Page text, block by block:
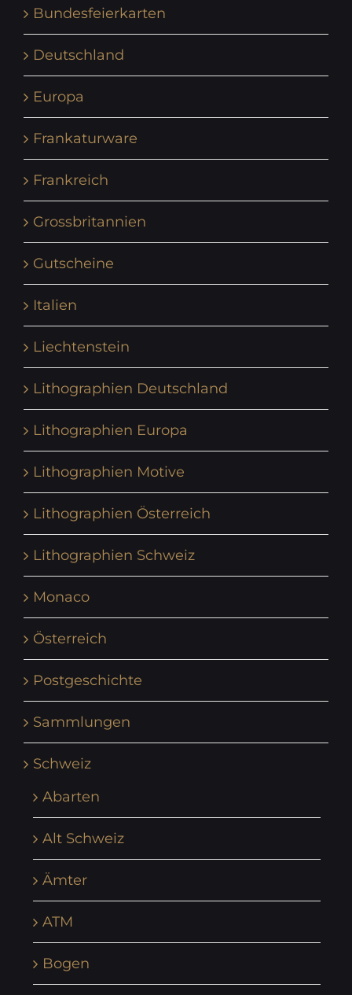
Bundesfeierkarten
Deutschland
Europa
Frankaturware
Frankreich
Grossbritannien
Gutscheine
Italien
Liechtenstein
Lithographien Deutschland
Lithographien Europa
Lithographien Motive
Lithographien Österreich
Lithographien Schweiz
Monaco
Österreich
Postgeschichte
Sammlungen
Schweiz
Abarten
Alt Schweiz
Ämter
ATM
Bogen